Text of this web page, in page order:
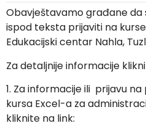
Obavještavamo građane
ispod teksta prijaviti na
Edukacijski centar Nahla,
Za detaljnije informacije
1. Za informacije ili prijavu
kursa Excel-a za
kliknite na link: